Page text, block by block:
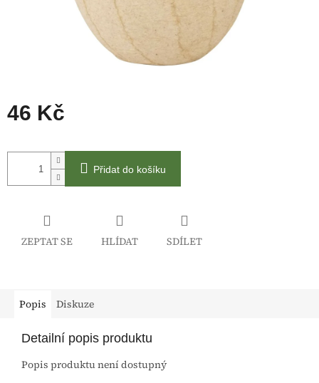
46 Kč
cena:
Přidat do košíku
ZEPTAT SE HLÍDAT SDÍLET
Popis Diskuze
Detailní popis produktu
Popis produktu není dostupný